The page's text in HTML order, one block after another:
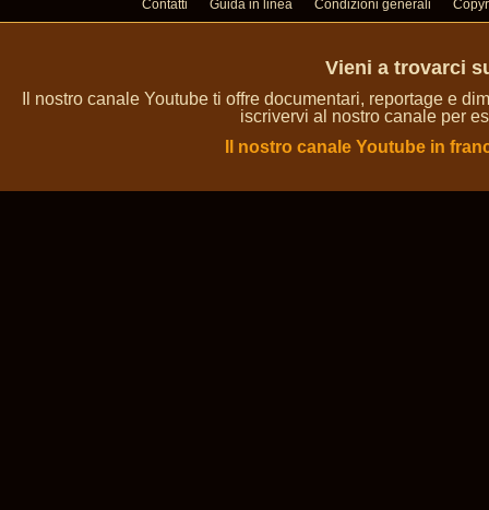
Contatti Guida in linea Condizioni generali
Vieni a trovarci
Il nostro canale Youtube ti offre documentari, reportage e
iscrivervi al nostro canale per
Il nostro canale Youtube in